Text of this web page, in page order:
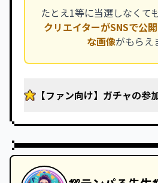
たとえ1等に当選しなくて
クリエイターがSNSで公
な画像がもらえ
【ファン向け】ガチャの参